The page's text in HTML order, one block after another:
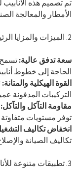
تم تصميم هذه الأنابيب
الأمطار والمعالجة
2. الميزات والمزايا الرئيسية للأنابيب ذات القطر الأكبر
سعة تدفق عالية:تسمح
الحاجة إلى خطوط
القوة الهيكلية والمتانة:
التركيبات المدفونة
مقاومة التآكل والتآكل:
توفر مستويات متفاوتة
انخفاض تكاليف
تكاليف الصيانة
3. تطبيقات متنوعة للأنابيب ذات القطر الأكبر